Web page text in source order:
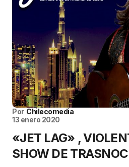
Por Chilecomedia
13 enero 2020
«JET LAG» ,
SHOW DE